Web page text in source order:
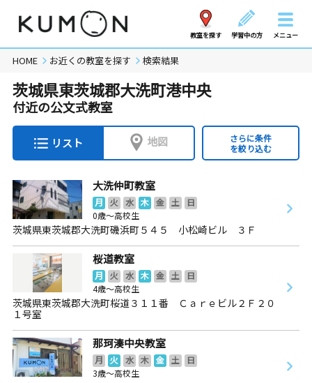
教室を探す 学習中の方 メニュー
HOME お近くの教室を探す 検索結果
茨城県東茨城郡大洗町港中央
付近の公文式教室
リスト 地図
さらに条件
を絞り込む
大洗仲町教室
月 火 水 木 金 土
日
0歳～高校生
茨城県東茨城郡大洗町磯浜町５４５ 小松崎ビル ３Ｆ
桜道教室
月 火 水 木 金 土
日
4歳～高校生
茨城県東茨城郡大洗町桜道３１１番 Ｃａｒｅビル２Ｆ２０
１号室
那珂湊中央教室
月 火 水 木 金 土
日
3歳～高校生